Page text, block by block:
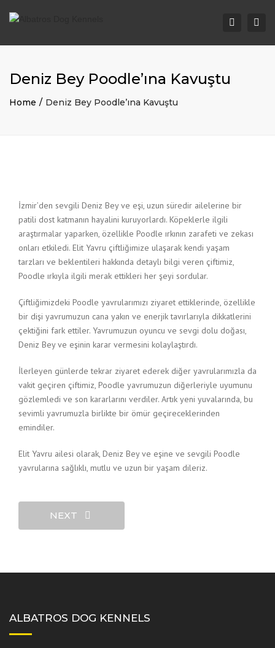
Search
Deniz Bey Poodle’ına Kavuştu
Home Deniz Bey Poodle’ına Kavuştu
İzmir’den sevgili Deniz Bey ve eşi, uzun süredir ailelerine bir
patili dost katmanın hayalini kuruyorlardı. Köpeklerle ilgili
araştırmalar yaparken, özellikle Poodle ırkının zarafeti ve zekası
onları etkiledi. Elit Yavru çiftliğimize ulaşarak kendi yaşam
tarzları ve beklentileri hakkında detaylı bilgi veren çiftimiz,
Poodle ırkıyla ilgili merak ettikleri her şeyi sordular.
Çiftliğimizdeki Poodle yavrularımızı ziyaret ettiklerinde, özellikle
bir dişi yavrumuzun cana yakın ve enerjik tavırlarıyla dikkatlerini
çektiğini fark ettiler. Yavrumuzun oyuncu ve sevgi dolu doğası,
Deniz Bey ve eşinin karar vermesini kolaylaştırdı.
İlerleyen günlerde tekrar ziyaret ederek diğer yavrularımızla da
vakit geçiren çiftimiz, Poodle yavrumuzun diğerleriyle uyumunu
gözlemledi ve son kararlarını verdiler. Artık yeni yuvalarında, bu
sevimli yavrumuzla birlikte bir ömür geçireceklerinden
emindiler.
Elit Yavru ailesi olarak, Deniz Bey ve eşine ve sevgili Poodle
yavrularına sağlıklı, mutlu ve uzun bir yaşam dileriz.
NEXT
ALBATROS DOG KENNELS